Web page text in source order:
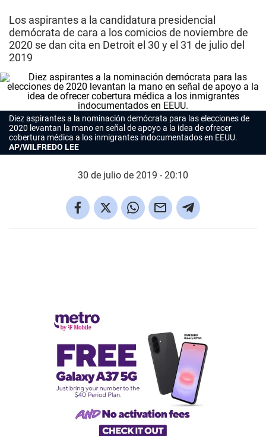
Los aspirantes a la candidatura presidencial
demócrata de cara a los comicios de noviembre de
2020 se dan cita en Detroit el 30 y el 31 de julio del
2019
Diez aspirantes a la nominación demócrata para las elecciones de
2020 levantan la mano en señal de apoyo a la idea de ofrecer
cobertura médica a los inmigrantes indocumentados en EEUU.
AP/WILFREDO LEE
30 de julio de 2019 - 20:10